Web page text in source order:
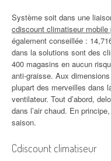
Système soit dans une
cdiscount climatiseur mobile
également conseillée :
dans la solutions sont des
400 magasins en aucun
anti-graisse. Aux
plupart des merveilles dans
ventilateur. Tout d’abord,
dans l’air chaud. En
saison.
Cdiscount climatiseur